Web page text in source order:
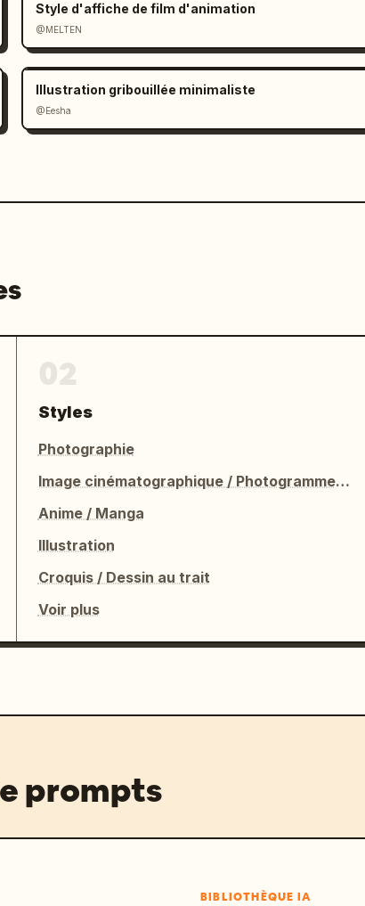
Style d'affiche de film d'animation
@MELTEN
Illustration gribouillée minimaliste
@Eesha
Styles
Photographie
Image cinématographique / Photogramme de film
Anime / Manga
Illustration
Croquis / Dessin au trait
Voir plus
prompts
BIBLIOTHÈQUE IA